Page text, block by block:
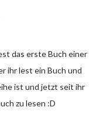
ihr lest ein Buch und
ist und jetzt seit ihr
zu lesen :D